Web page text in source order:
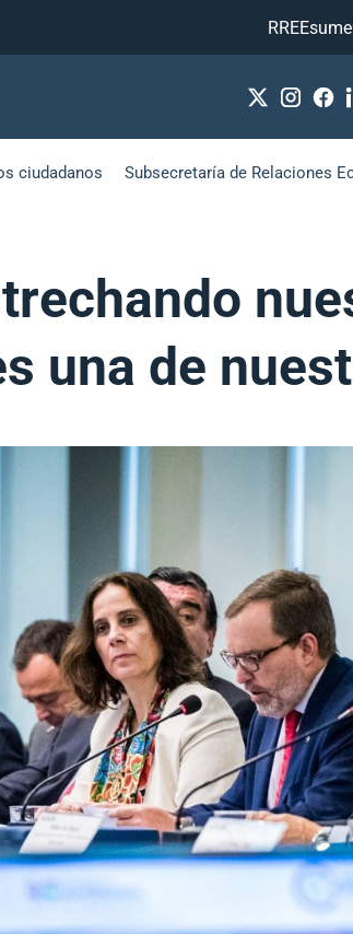
ciudadanos Subsecretaría de Relaciones
una de